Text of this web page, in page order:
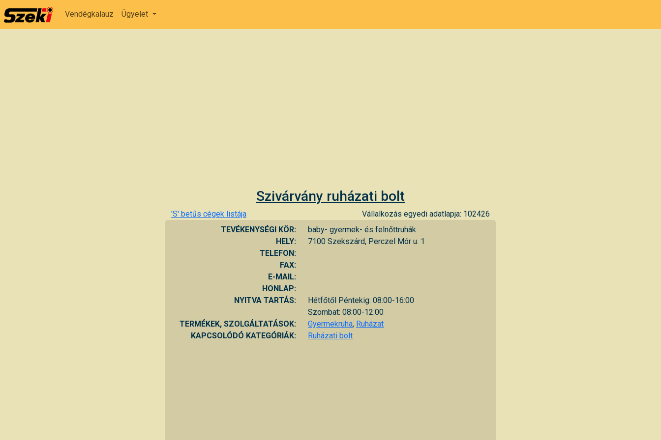
Vendégkalauz Ügyelet
Szivárvány ruházati bolt
'S' betűs cégek listája
Vállalkozás egyedi adatlapja: 102426
TEVÉKENYSÉGI KÖR:
baby- gyermek- és felnőttruhák
HELY:
7100 Szekszárd, Perczel Mór u. 1
TELEFON:
FAX:
E-MAIL:
HONLAP:
NYITVA TARTÁS:
Hétfőtől Péntekig: 08:00-16:00
Szombat: 08:00-12:00
TERMÉKEK, SZOLGÁLTATÁSOK:
Gyermekruha, Ruházat
KAPCSOLÓDÓ KATEGÓRIÁK:
Ruházati bolt